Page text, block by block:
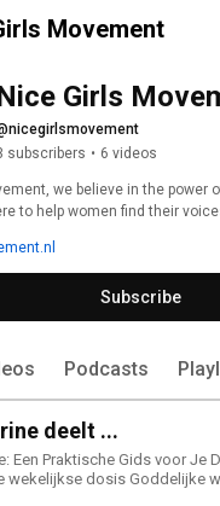
Movement
Girls
subscribers • 6 videos
we believe in the power
to help women find their
at the same time.
Subscribe
Podcasts
deelt ...
Een Praktische Gids voor Je
wekelijkse dosis Goddelijke